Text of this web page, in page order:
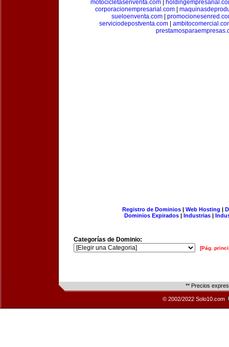
motocicletasenventa.com
corporacionempresarial.com
sueloenventa.com
serviciodepostventa.com
Registro de Dominios| Web Hosting |
Dominios Expirados | Industrias |
Categorías de Dominio:
[Pág.
** Precios
© 2002/2022 Solo10.com